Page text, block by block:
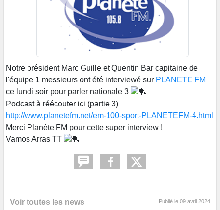
Notre président Marc Guille et Quentin Bar capitaine de
l'équipe 1 messieurs ont été interviewé sur PLANETE FM
ce lundi soir pour parler nationale 3
Podcast à réécouter ici (partie 3)
http://www.planetefm.net/em-100-sport-PLANETEFM-4.html
Merci Planète FM pour cette super interview !
Vamos Arras TT
Voir toutes les news Publié le 09 avril 2024